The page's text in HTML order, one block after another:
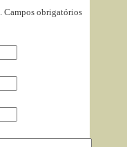
Campos obrigatórios